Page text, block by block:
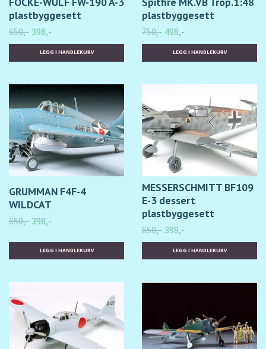
plastbyggesett
650,- 398,-
plastbyggesett
750,- 498,-
GRUMMAN F4F-4
WILDCAT
650,- 398,-
MESSERSCHMITT BF109
E-3 dessert
plastbyggesett
650,- 398,-